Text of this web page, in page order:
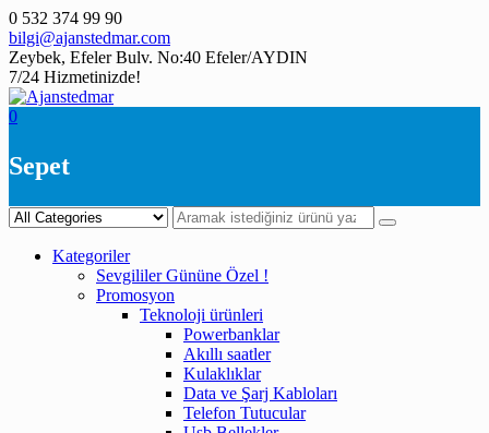
Skip
to
content
0 532 374 99 90
bilgi@ajanstedmar.com
Zeybek, Efeler Bulv. No:40 Efeler/AYDIN
7/24 Hizmetinizde!
0
Sepet
Kategoriler
Sevgililer Gününe Özel !
Promosyon
Teknoloji ürünleri
Powerbanklar
Akıllı saatler
Kulaklıklar
Data ve Şarj Kabloları
Telefon Tutucular